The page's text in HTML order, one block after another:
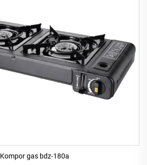
Kompor gas bdz-180a